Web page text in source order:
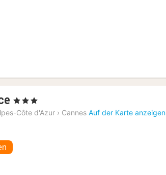
1
Nacht
, 3 Sterne
Côte d'Azur › Cannes Auf der Karte anzeigen